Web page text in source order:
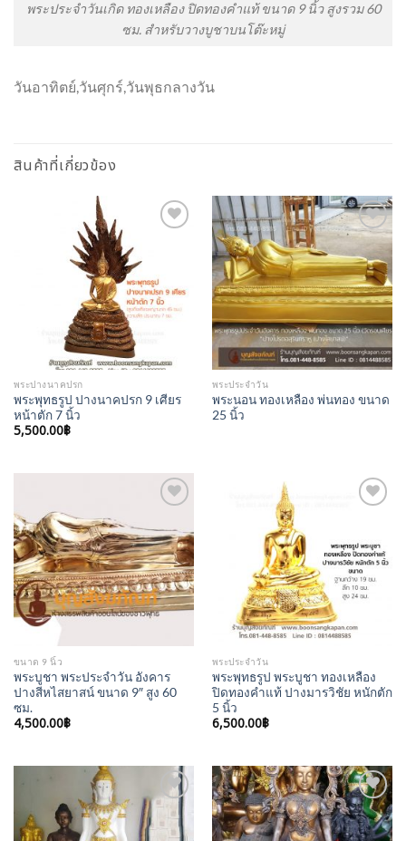
พระประจำวันเกิด ทองเหลือง ปิดทองคำแท้ ขนาด 9 นิ้ว สูงรวม 60
ซม. สำหรับวางบูชาบนโต๊ะหมู่
วันอาทิตย์,วันศุกร์,วันพุธกลางวัน
สินค้าที่เกี่ยวข้อง
พระปางนาคปรก
พระพุทธรูป ปางนาคปรก 9 เศียร
หน้าตัก 7 นิ้ว
5,500.00฿
Add to
Wishlist
พระประจำวัน
พระนอน ทองเหลือง พ่นทอง ขนาด
25 นิ้ว
Wishlist
ขนาด 9 นิ้ว
พระบูชา พระประจำวัน อังคาร
ปางสีหไสยาสน์ ขนาด 9″ สูง 60
ซม.
4,500.00฿
พระประจำวัน
พระพุทธรูป พระบูชา ทองเหลือง
ปิดทองคำแท้ ปางมารวิชัย หนักตัก
5 นิ้ว
6,500.00฿
Add to
Wishlist
Add to
Wishlist